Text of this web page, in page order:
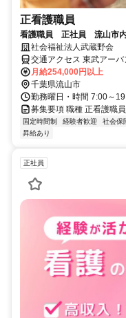
正看護職員
看護職員 正社員 流山市
かして活躍しませんか？
社会福祉法人武蔵野会
交通アクセス 東武アー
「流山おおたかの森駅」
月給254,000円以上
千葉県流山市
勤務曜日・時間 7:00～
募集要項 職種 正看護職
固定時間制 経験者歓迎 社会保
昇給あり
正社員